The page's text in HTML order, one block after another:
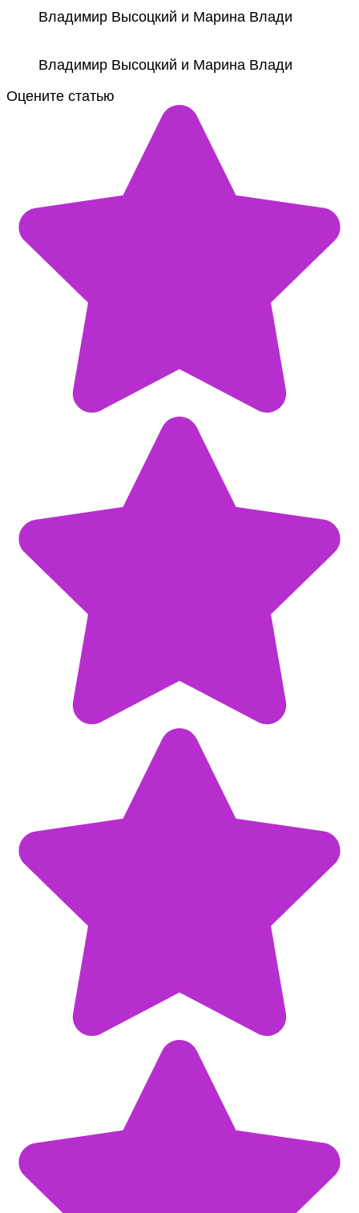
Владимир Высоцкий и Марина Влади
Владимир Высоцкий и Марина Влади
Оцените статью